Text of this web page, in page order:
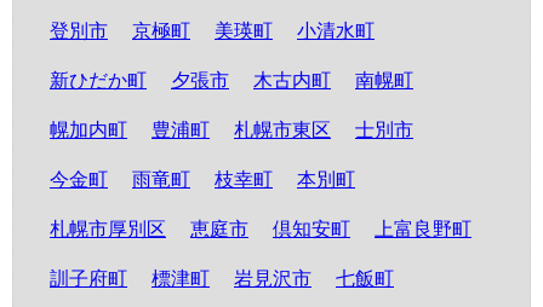
登別市 京極町 美瑛町 小清水町
新ひだか町 夕張市 木古内町 南幌町
幌加内町 豊浦町 札幌市東区 士別市
今金町 雨竜町 枝幸町 本別町
札幌市厚別区 恵庭市 倶知安町 上富良野町
訓子府町 標津町 岩見沢市 七飯町